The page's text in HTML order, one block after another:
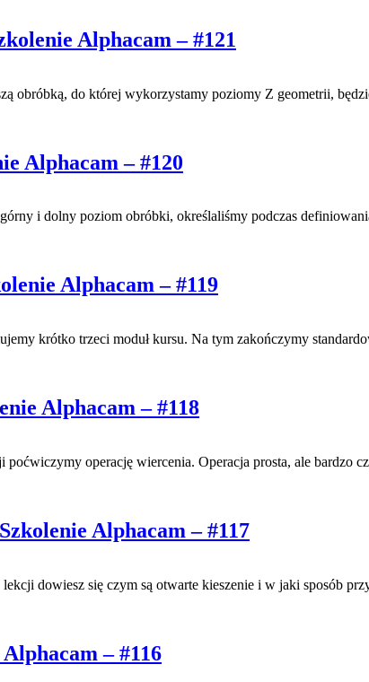
Alphacam – #121
obróbką, do której wykorzystamy poziomy Z geometrii,
Alphacam – #120
i dolny poziom obróbki, określaliśmy podczas
Alphacam – #119
krótko trzeci moduł kursu. Na tym zakończymy
Alphacam – #118
operację wiercenia. Operacja prosta, ale bardzo
Alphacam – #117
dowiesz się czym są otwarte kieszenie i w jaki sposób
– #116